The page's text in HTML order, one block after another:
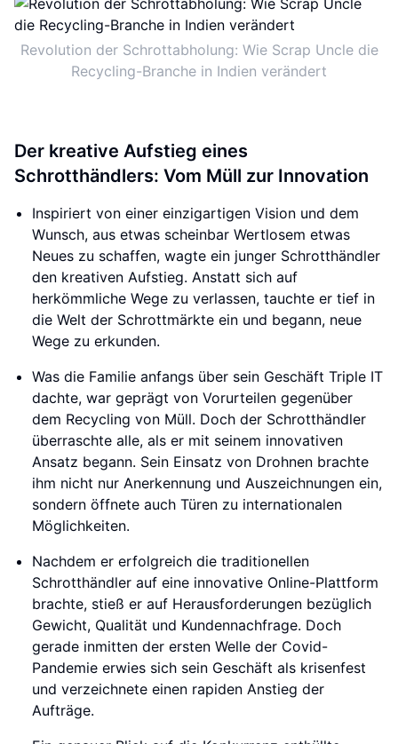
Revolution der Schrottabholung: Wie Scrap Uncle die
Recycling-Branche in Indien verändert
Der kreative Aufstieg eines
Schrotthändlers: Vom Müll zur Innovation
Inspiriert von einer einzigartigen Vision und dem
Wunsch, aus etwas scheinbar Wertlosem etwas
Neues zu schaffen, wagte ein junger Schrotthändler
den kreativen Aufstieg. Anstatt sich auf
herkömmliche Wege zu verlassen, tauchte er tief in
die Welt der Schrottmärkte ein und begann, neue
Wege zu erkunden.
Was die Familie anfangs über sein Geschäft Triple IT
dachte, war geprägt von Vorurteilen gegenüber
dem Recycling von Müll. Doch der Schrotthändler
überraschte alle, als er mit seinem innovativen
Ansatz begann. Sein Einsatz von Drohnen brachte
ihm nicht nur Anerkennung und Auszeichnungen ein,
sondern öffnete auch Türen zu internationalen
Möglichkeiten.
Nachdem er erfolgreich die traditionellen
Schrotthändler auf eine innovative Online-Plattform
brachte, stieß er auf Herausforderungen bezüglich
Gewicht, Qualität und Kundennachfrage. Doch
gerade inmitten der ersten Welle der Covid-
Pandemie erwies sich sein Geschäft als krisenfest
und verzeichnete einen rapiden Anstieg der
Aufträge.